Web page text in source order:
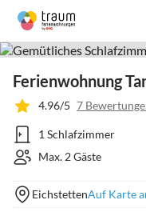
Ferienwohnung
4.96/5 7
1 Schlafzimmer
Max. 2 Gäste
EichstettenAuf Karte